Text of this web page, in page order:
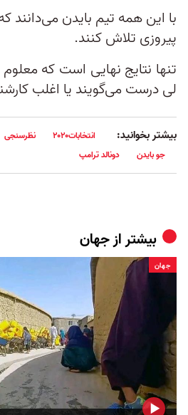
با این همه تیم بایدن می‌دانند
پیروزی تلاش کنند.
تنها نتایج نهایی است که
لی درست می‌گویند یا اغلب
بیشتر بخوانید: انتخابات۲۰۲۰ نظرسنجی
جو بایدن
دونالد ترامپ
بیشتر ازجهان
جهان